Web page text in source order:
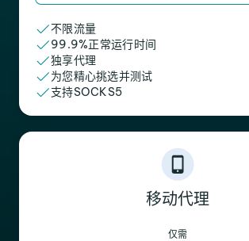
不限流量
99.9%正常运行时间
独享代理
为您精心挑选并测试
支持SOCKS5
移动代理
仅需